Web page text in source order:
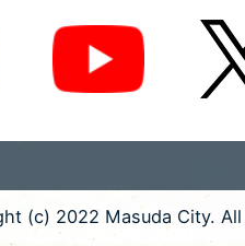
Youtube X
(c) 2022 Masuda City.